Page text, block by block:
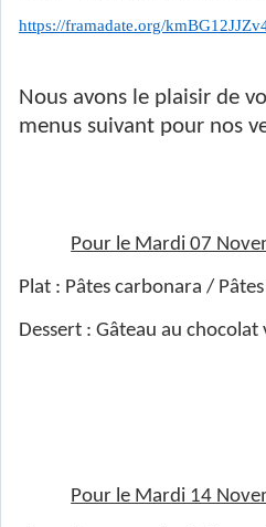
https://framadate.org/
Nous avons le plaisir de
menus suivant pour nos
Pour le Mardi 07
Plat : Pâtes carbonara /
Dessert : Gâteau au
Pour le Mardi 14